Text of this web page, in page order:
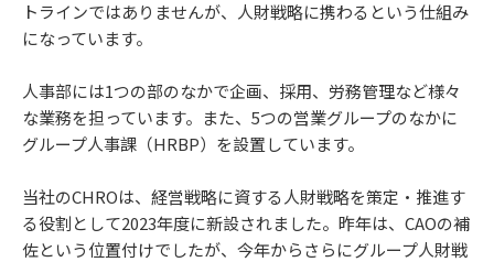
トラインではありませんが、人財戦略に携わるという仕組み
になっています。
人事部には1つの部のなかで企画、採用、労務管理など様々
な業務を担っています。また、5つの営業グループのなかに
グループ人事課（HRBP）を設置しています。
当社のCHROは、経営戦略に資する人財戦略を策定・推進す
る役割として2023年度に新設されました。昨年は、CAOの補
佐という位置付けでしたが、今年からさらにグループ人財戦